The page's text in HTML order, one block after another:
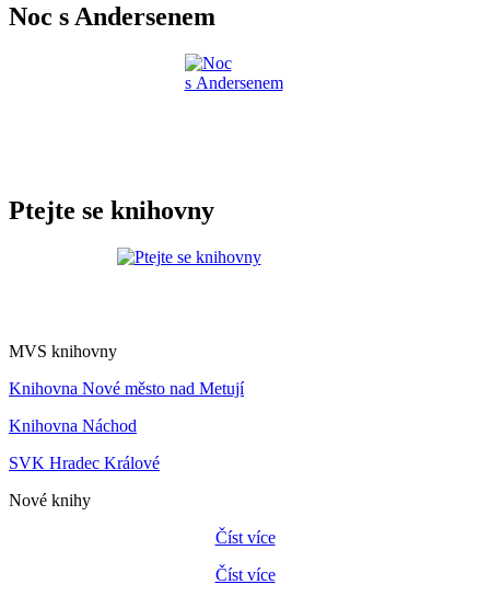
Noc s Andersenem
Ptejte se knihovny
MVS knihovny
Knihovna Nové město nad Metují
Knihovna Náchod
SVK Hradec Králové
Nové knihy
Číst více
Číst více